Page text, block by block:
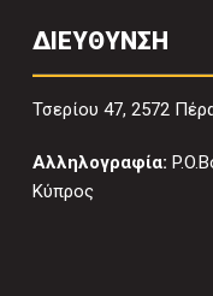
ΔΙΕΥΘΥΝΣΗ
Τσερίου 47, 2572
Αλληλογραφία:
Κύπρος